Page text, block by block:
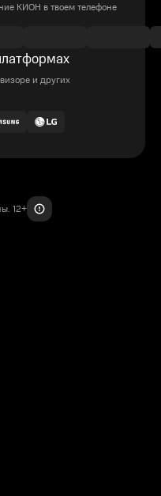
КИОН в твоем телефоне
и других
12+